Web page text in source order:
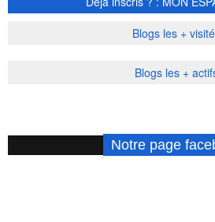
Blogs les +
Blogs les +
Notre page